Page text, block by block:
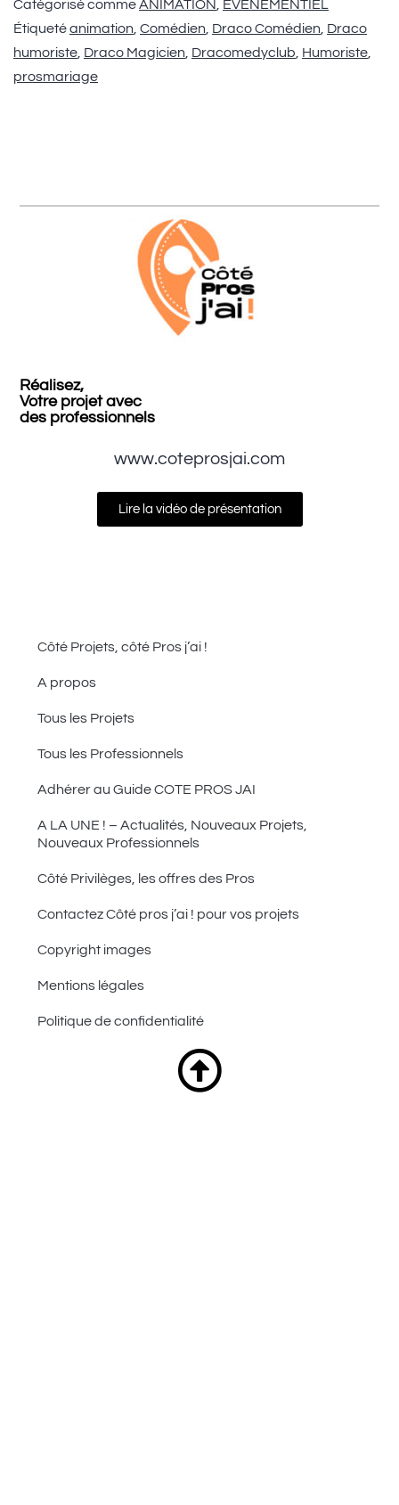
Catégorisé commeANIMATION EVENEMENTIEL
Étiquetéanimation Comédien Draco Comédien Draco
humoriste Draco Magicien Dracomedyclub Humoriste
prosmariage
Réalisez,
Votre projet avec
des professionnels
www.coteprosjai.com
Lire la vidéo de présentation
Côté Projets, côté Pros j’ai !
A propos
Tous les Projets
Tous les Professionnels
Adhérer au Guide COTE PROS JAI
A LA UNE ! – Actualités, Nouveaux Projets,
Nouveaux Professionnels
Côté Privilèges, les offres des Pros
Contactez Côté pros j’ai ! pour vos projets
Copyright images
Mentions légales
Politique de confidentialité